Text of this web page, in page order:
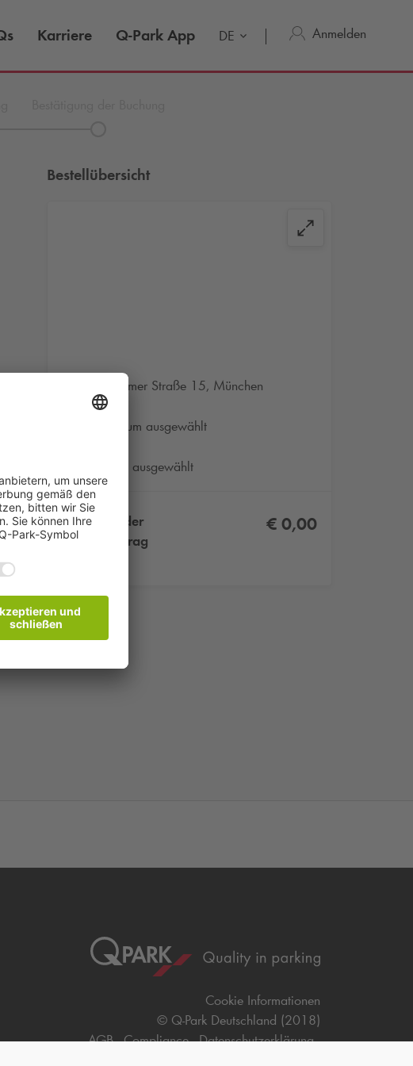
Karriere Q-Park App DE Anmelden
Bestellübersicht
Rosenheimer Straße 15, München
Kein Datum ausgewählt
Kein Produkt ausgewählt
Zu zahlender
Gesamtbetrag
€ 0,00
Cookie Informationen
© Q-Park Deutschland (2018)
AGB Compliance Datenschutzerklärung